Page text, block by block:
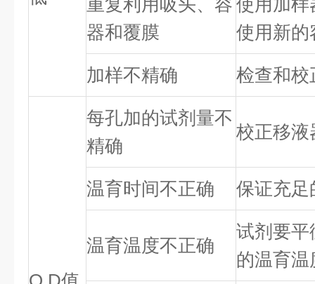
重复利用吸头、容
器和覆膜
使用加样
使用新的
加样不精确 检查和校
每孔加的试剂量不
精确
校正移液
温育时间不正确 保证充足
温育温度不正确
试剂要平
的温育温